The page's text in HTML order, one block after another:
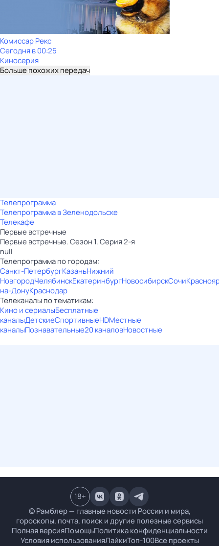
Комиссар Рекс
Сегодня в 00:25
Киносерия
Больше похожих передач
Телепрограмма
Телепрограмма в Зеленодольске
Телекафе
Первые встречные
Первые встречные. Сезон 1. Серия 2-я
null
Телепрограмма по городам:
Санкт-ПетербургКазаньНижний
НовгородЧелябинскЕкатеринбургНовосибирскСочи
на-ДонуКраснодар
Телеканалы по тематикам:
Кино и сериалыБесплатные
каналыДетскиеСпортивныеHDМестные
каналыПознавательные20 каналовНовостные
© Рамблер — главные новости России и мира,
гороскопы, почта, поиск и другие полезные сервисы
Полная версияПомощьПолитика конфиденциальности
Условия использованияЛайкиТоп-100Все проекты
18+